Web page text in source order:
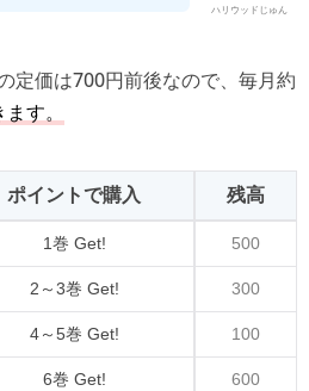
ハリウッドじゅん
定価は700円前後なので、毎月約
す。
ポイントで購入 残高
1巻 Get! 500
2～3巻 Get! 300
4～5巻 Get! 100
6巻 Get! 600